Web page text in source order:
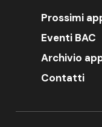
Prossimi
Eventi BAC
Archivio
Contatti